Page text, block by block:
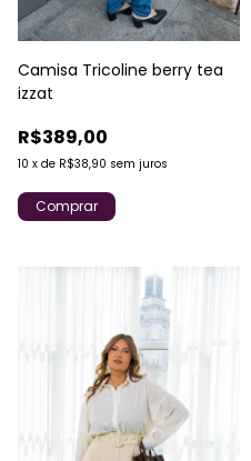
Camisa Tricoline berry tea
izzat
R$389,00
10 x de R$38,90 sem juros
Comprar